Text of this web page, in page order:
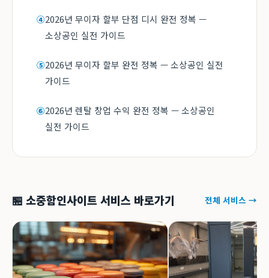
④2026년 무이자 할부 단점 디시 완전 정복 —
소상공인 실전 가이드
⑤2026년 무이자 할부 완전 정복 — 소상공인 실전
가이드
⑥2026년 렌탈 창업 수익 완전 정복 — 소상공인
실전 가이드
🏪 소중함인사이트 서비스 바로가기 전체 서비스 →